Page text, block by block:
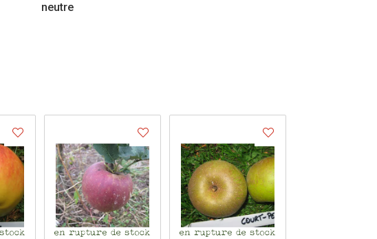
neutre